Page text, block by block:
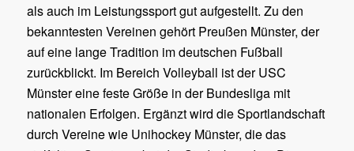
als auch im Leistungssport gut aufgestellt. Zu den
bekanntesten Vereinen gehört Preußen Münster, der
auf eine lange Tradition im deutschen Fußball
zurückblickt. Im Bereich Volleyball ist derUSC
Münstereine feste Größe in der Bundesliga mit
nationalen Erfolgen. Ergänzt wird die Sportlandschaft
durch Vereine wie Unihockey Münster, die das